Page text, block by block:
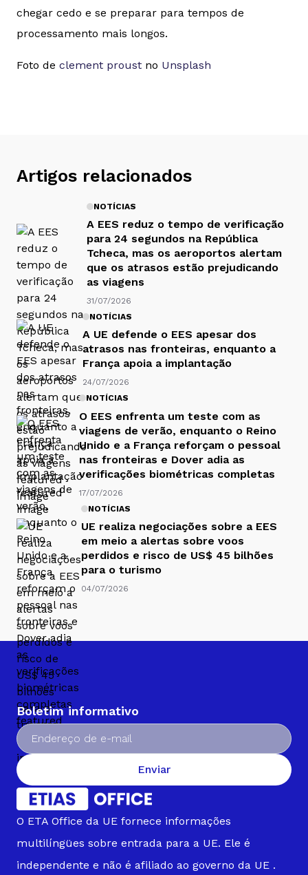
chegar cedo e se preparar para tempos de
processamento mais longos.
Foto de clement proust no Unsplash
Artigos relacionados
NOTÍCIAS
A EES reduz o tempo de verificação
para 24 segundos na República
Tcheca, mas os aeroportos alertam
que os atrasos estão prejudicando
as viagens
31/07/2026
NOTÍCIAS
A UE defende o EES apesar dos
atrasos nas fronteiras, enquanto a
França apoia a implantação
24/07/2026
NOTÍCIAS
O EES enfrenta um teste com as
viagens de verão, enquanto o Reino
Unido e a França reforçam o pessoal
nas fronteiras e Dover adia as
verificações biométricas completas
17/07/2026
NOTÍCIAS
UE realiza negociações sobre a EES
em meio a alertas sobre voos
perdidos e risco de US$ 45 bilhões
para o turismo
04/07/2026
Boletim informativo
Enviar
O ETA Office da UE fornece informações
multilíngües sobre entrada para a UE. Ele é
independente e não é afiliado ao governo da UE .